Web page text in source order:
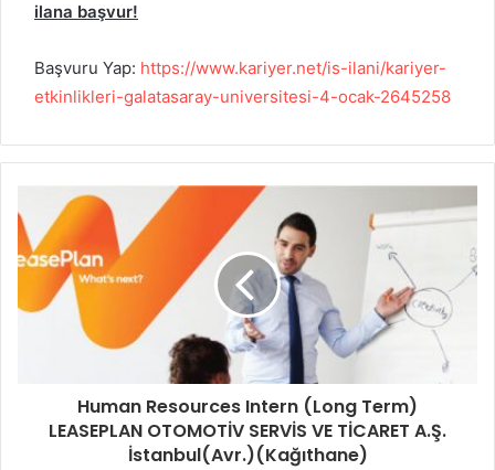
ilana başvur!
Başvuru Yap: https://www.kariyer.net/is-ilani/kariyer-
etkinlikleri-galatasaray-universitesi-4-ocak-2645258
Human Resources Intern (Long Term)
LEASEPLAN OTOMOTİV SERVİS VE TİCARET A.Ş.
İstanbul(Avr.)(Kağıthane)